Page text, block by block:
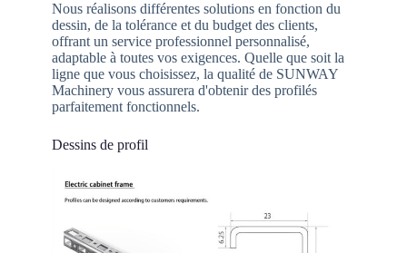
Nous réalisons différentes solutions en fonction du
dessin, de la tolérance et du budget des clients,
offrant un service professionnel personnalisé,
adaptable à toutes vos exigences. Quelle que soit la
ligne que vous choisissez, la qualité de SUNWAY
Machinery vous assurera d'obtenir des profilés
parfaitement fonctionnels.
Dessins de profil